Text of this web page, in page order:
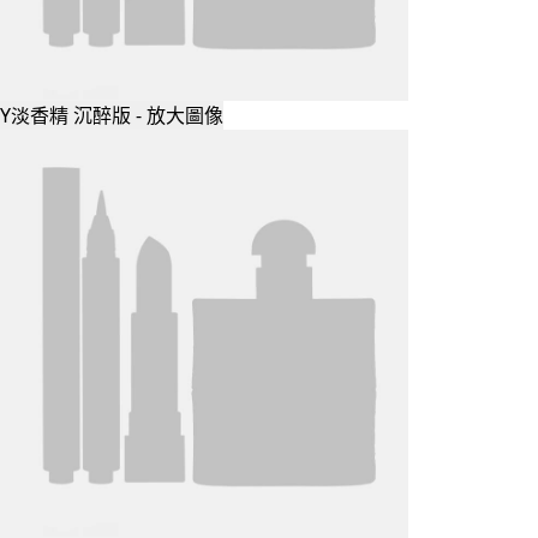
Y淡香精 沉醉版 - 放大圖像